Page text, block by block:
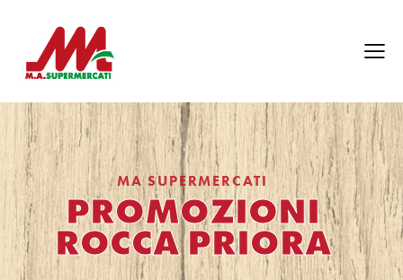
MA SUPERMERCATI
PROMOZIONI
ROCCA PRIORA